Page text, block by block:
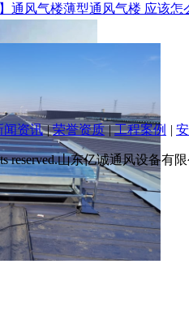
通风气楼薄型通风气楼 应该怎
闻资讯 | 荣誉资质 | 工程案例 |
reserved.山东亿诚通风设备有